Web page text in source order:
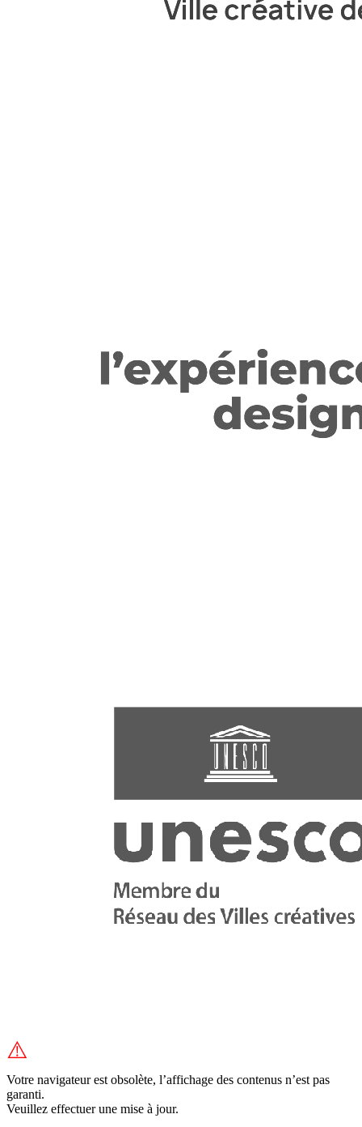
⚠️
Votre navigateur est obsolète, l’affichage des contenus n’est pas
garanti.
Veuillez effectuer une mise à jour.